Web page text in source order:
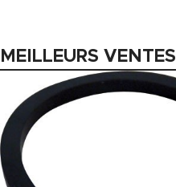
MEILLEURS VENTES